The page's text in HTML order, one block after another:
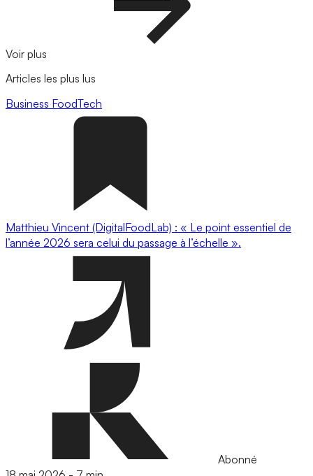
Voir plus
Articles les plus lus
Business FoodTech
Matthieu Vincent (DigitalFoodLab) : « Le point essentiel de
l’année 2026 sera celui du passage à l’échelle ».
Abonné